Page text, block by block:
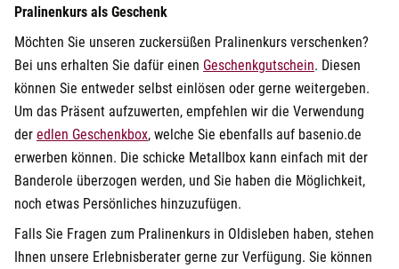
Pralinenkurs als Geschenk
Möchten Sie unseren zuckersüßen Pralinenkurs verschenken?
Bei uns erhalten Sie dafür einen Geschenkgutschein. Diesen
können Sie entweder selbst einlösen oder gerne weitergeben.
Um das Präsent aufzuwerten, empfehlen wir die Verwendung
der edlen Geschenkboxöffnet in neuem Fenster
, welche Sie ebenfalls auf basenio.de
erwerben können. Die schicke Metallbox kann einfach mit der
Banderole überzogen werden, und Sie haben die Möglichkeit,
noch etwas Persönliches hinzuzufügen.
Falls Sie Fragen zum Pralinenkurs in Oldisleben haben, stehen
Ihnen unsere Erlebnisberater gerne zur Verfügung. Sie können